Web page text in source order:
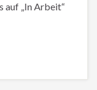
auf „In Arbeit“